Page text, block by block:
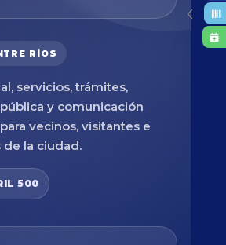
RÍOS
servicios, trámites,
y comunicación
vecinos, visitantes e
la ciudad.
500